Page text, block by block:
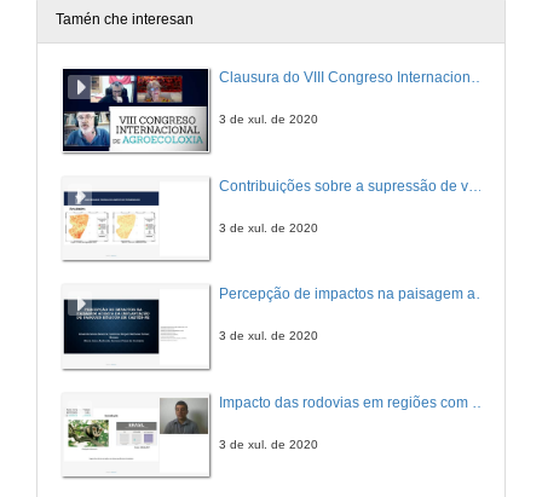
Tamén che interesan
Clausura do VIII Congreso Internacional de Agroecoloxía
3 de xul. de 2020
3 de xul. de 2020
Percepção de impactos na paisagem acerca da implantação de parques eólicos em Caetés – Pernambuco no nordeste brasileiro
3 de xul. de 2020
3 de xul. de 2020